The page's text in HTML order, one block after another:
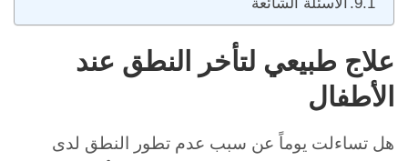
علاج طبيعي لتأخر النطق عند
الأطفال
هل تساءلت يوماً عن سبب عدم تطور النطق لدى